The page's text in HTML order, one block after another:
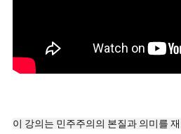
이 강의는 민주주의의 본질과 의미를